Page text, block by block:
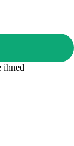
ihned